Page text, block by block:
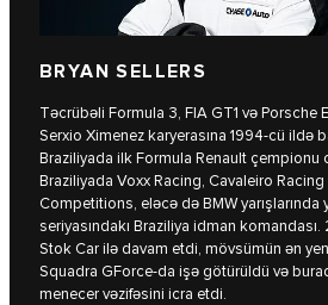
BRYAN SELLERS
Təcrübəli Formula 3, FIA GT1 və Porsche
Serxio Ximenez karyerasına 1994-cü ildə
Braziliyada ilk Formula Renault çempionu
Braziliyada Voxx Racing, Cavaleiro
Competitions, eləcə də BMW yarışlarında
seriyasındakı Braziliya idman
Stok Car ilə davam etdi, mövsümün ən
Squadra GForce-da işə götürüldü və
menecer vəzifəsini icra etdi.